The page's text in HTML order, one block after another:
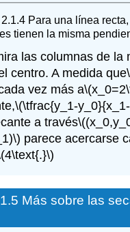
2.1.4Para una línea
tienen la misma
las columnas de la
centro. A medida que
vez más a
\(\tfrac{y_1-
a través
parece acercarse
Más sobre las